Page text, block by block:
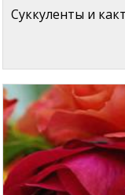
Суккуленты и